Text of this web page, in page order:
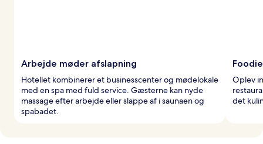
Arbejde møder afslapning
Hotellet kombinerer et businesscenter og mødelokale
med en spa med fuld service. Gæsterne kan nyde
massage efter arbejde eller slappe af i saunaen og
spabadet.
Oplev
det